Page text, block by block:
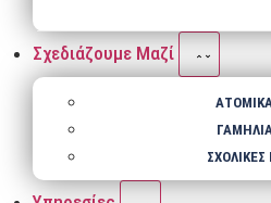
Σχεδιάζουμε Μαζί